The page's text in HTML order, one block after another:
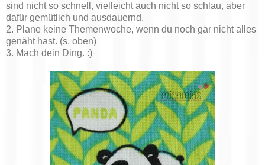
sind nicht so schnell, vielleicht auch nicht so schlau, aber
dafür gemütlich und ausdauernd.
2. Plane keine Themenwoche, wenn du noch gar nicht alles
genäht hast. (s. oben)
3. Mach dein Ding. :)